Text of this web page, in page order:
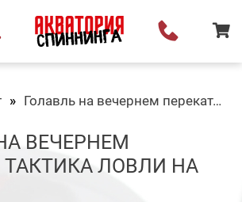
Голавль на вечернем перекате. Тактика ловли на течении.
ВЕЧЕРНЕМ
ТАКТИКА ЛОВЛИ НА